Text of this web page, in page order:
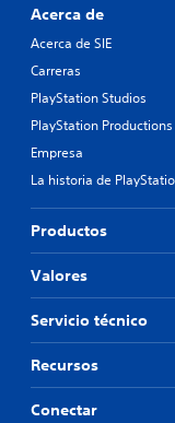
Acerca de
Acerca de SIE
Carreras
PlayStation Studios
PlayStation Productions
Empresa
La historia de
Productos
Valores
Servicio técnico
Recursos
Conectar